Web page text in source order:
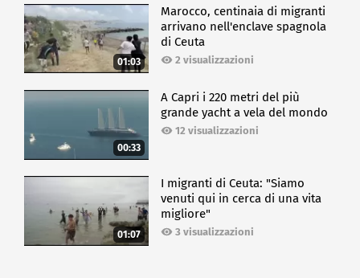
01:03
Marocco, centinaia di migranti
arrivano nell'enclave spagnola
di Ceuta
2 visualizzazioni
00:33
A Capri i 220 metri del più
grande yacht a vela del mondo
12 visualizzazioni
01:07
I migranti di Ceuta: "Siamo
venuti qui in cerca di una vita
migliore"
3 visualizzazioni